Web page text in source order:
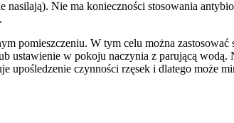
Nie ma konieczności stosowania
pomieszczeniu. W tym celu można
ustawienie w pokoju naczynia z parującą
upośledzenie czynności rzęsek i dlatego